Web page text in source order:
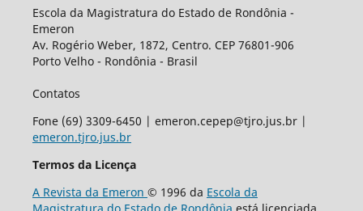
Escola da Magistratura do Estado de Rondônia -
Emeron
Av. Rogério Weber, 1872, Centro. CEP 76801-906
Porto Velho - Rondônia - Brasil
Contatos
Fone (69) 3309-6450 | emeron.cepep@tjro.jus.br |
emeron.tjro.jus.br
Termos da Licença
A Revista da Emeron © 1996 da Escola da